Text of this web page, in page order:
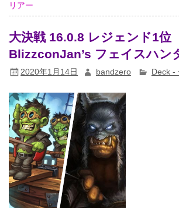
リアー
大決戦 16.0.8 レジェンド1位
BlizzconJan’s フェイスハン
2020年1月14日 bandzero Deck -